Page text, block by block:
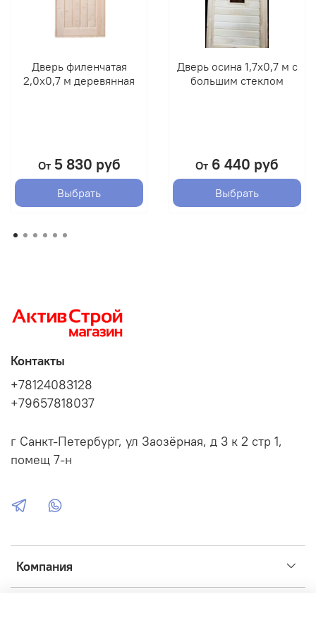
Дверь филенчатая
2,0х0,7 м деревянная
От5 830 руб
Выбрать
Дверь осина 1,7х0,7 м с
большим стеклом
От 6 440 руб
Выбрать
Компания
Контакты
+78124083128
+79657818037
г Санкт-Петербург, ул Заозёрная, д 3 к 2 стр 1,
помещ 7-н